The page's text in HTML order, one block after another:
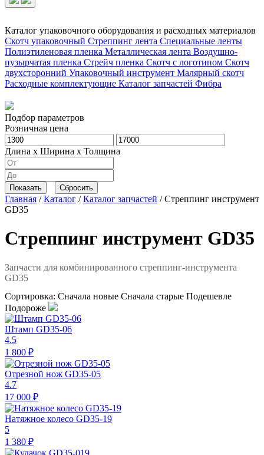
Каталог упаковочного оборудования и расходных материалов
Скотч упаковочный Стреппинг лента Специальные ленты
Полиэтиленовая пленка Металлическая лента Воздушно-
пузырчатая пленка Стрейч пленка Скотч с логотипом Скотч
двухсторонний Упаковочный инструмент Малярный скотч
Расходные комплектующие Каталог запчастей Фибра
Подбор параметров
Розничная цена
Длина x Ширина x Толщина
Главная / Каталог / Каталог запчастей / Стреппинг инструмент
GD35
Стреппинг инструмент GD35
Запчасти для комбинированного стреппинг-инструмента
GD35
Сортировка: Сначала новые Сначала старые Подешевле
Подороже
Штамп GD35-06
4.5
1 800 ₽
Отрезной нож GD35-05
4.7
17 000 ₽
Натяжное колесо GD35-19
5
1 380 ₽